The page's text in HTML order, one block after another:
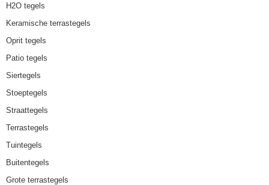
H2O tegels
Keramische terrastegels
Oprit tegels
Patio tegels
Siertegels
Stoeptegels
Straattegels
Terrastegels
Tuintegels
Buitentegels
Grote terrastegels